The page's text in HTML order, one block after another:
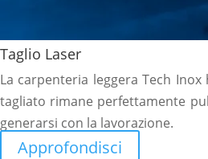
Taglio Laser
La carpenteria leggera Tech
tagliato rimane perfettamente
generarsi con la lavorazione.
Approfondisci